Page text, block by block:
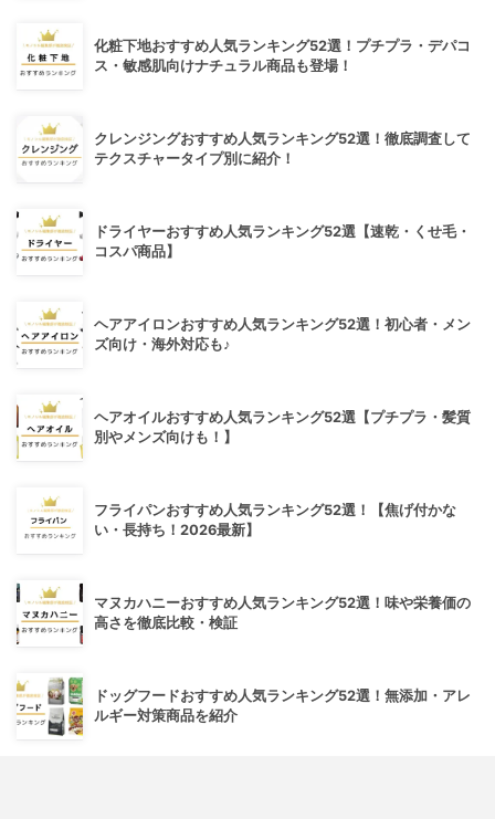
化粧下地おすすめ人気ランキング52選！プチプラ・デパコ
ス・敏感肌向けナチュラル商品も登場！
クレンジングおすすめ人気ランキング52選！徹底調査して
テクスチャータイプ別に紹介！
ドライヤーおすすめ人気ランキング52選【速乾・くせ毛・
コスパ商品】
ヘアアイロンおすすめ人気ランキング52選！初心者・メン
ズ向け・海外対応も♪
ヘアオイルおすすめ人気ランキング52選【プチプラ・髪質
別やメンズ向けも！】
フライパンおすすめ人気ランキング52選！【焦げ付かな
い・長持ち！2026最新】
マヌカハニーおすすめ人気ランキング52選！味や栄養価の
高さを徹底比較・検証
ドッグフードおすすめ人気ランキング52選！無添加・アレ
ルギー対策商品を紹介